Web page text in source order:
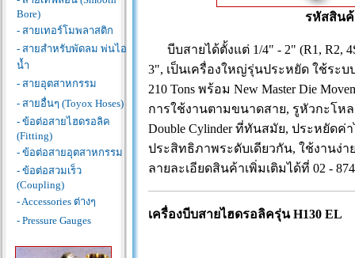
Bore)
- สายเทอร์โมพลาสติก
- สายสำหรับพัดลม พ่นไอ
น้ำ
- สายอุตสาหกรรม
- สายอื่นๆ (Toyox Hoses)
- ข้อต่อสายไฮดรอลิค
(Fitting)
- ข้อต่อสายอุตสาหกรรม
- ข้อต่อสวมเร็ว
(Coupling)
- Accessories ต่างๆ
- Pressure Gauges
รหัสสิน
บีบสายได้ตั้งแต่ 1/4" - 2" (R1, R2,
3", เป็นเครื่องใหญ่รุ่นประหยัด ใช้ระบ
210 Tons พร้อม New Master Die
การใช้งานตามขนาดสาย, รูหัวกะโหล
Double Cylinder ที่ทันสมัย, ประหยัดค่
ประสิทธิภาพระดับเดียวกัน, ใช้งานง่
ลายละเอียดสินค้าเพิ่มเติมได้ที่ 02 - 874
เครื่องบีบสายไฮดรอลิครุ่น H130 EL